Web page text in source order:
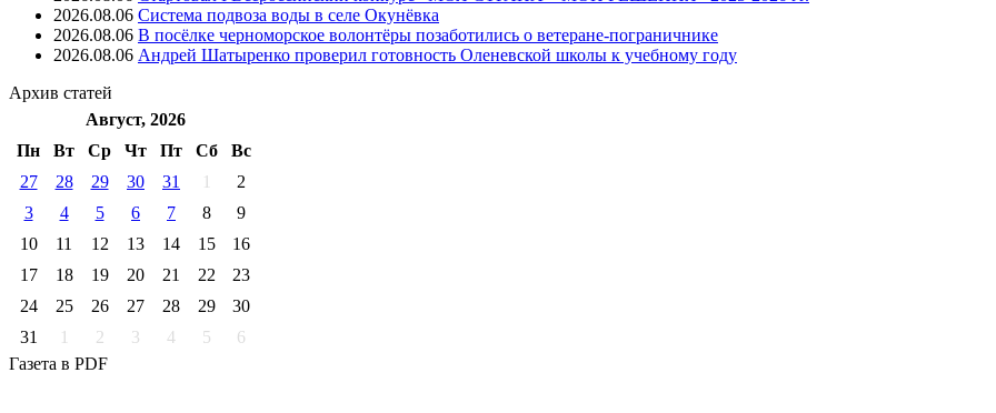
2026.08.06 Система подвоза воды в селе Окунёвка
2026.08.06 В посёлке черноморское волонтёры позаботились о ветеране-пограничнике
2026.08.06 Андрей Шатыренко проверил готовность Оленевской школы к учебному году
Архив статей
Август, 2026
Пн
Вт Ср Чт Пт Cб
Вс
27
28 29 30 31 1
2
3
4 5 6 7 8
9
10
11 12 13 14 15
16
17
18 19 20 21 22
23
24
25 26 27 28 29
30
31
1 2 3 4 5
6
Газета в PDF